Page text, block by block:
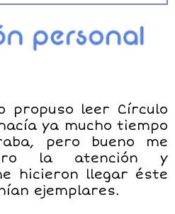
propuso leer Círculo
ya mucho tiempo
pero bueno me
la atención y
hicieron llegar éste
ejemplares.